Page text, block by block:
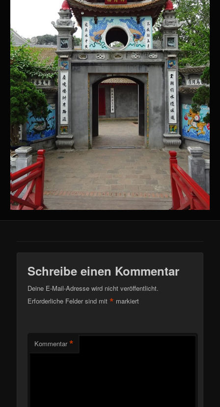
Schreibe einen Kommentar
Deine E-Mail-Adresse wird nicht veröffentlicht.
Erforderliche Felder sind mit* markiert
Kommentar *